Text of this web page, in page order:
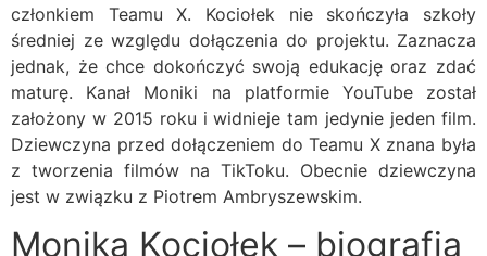
członkiem Teamu X. Kociołek nie skończyła szkoły
średniej ze względu dołączenia do projektu. Zaznacza
jednak, że chce dokończyć swoją edukację oraz zdać
maturę. Kanał Moniki na platformie YouTube został
założony w 2015 roku i widnieje tam jedynie jeden film.
Dziewczyna przed dołączeniem do Teamu X znana była
z tworzenia filmów na TikToku. Obecnie dziewczyna
jest w związku z Piotrem Ambryszewskim.
Monika Kociołek – biografia